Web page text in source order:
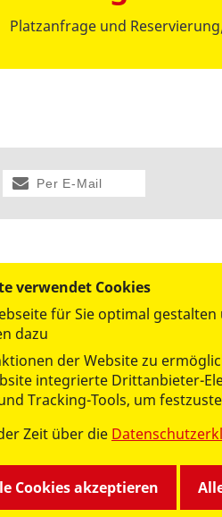
Platzanfrage und
Per E-Mail
DIENSTLEISTUNGEN
Pflege & Betreuung
auf Rädern / Mahlzeitendienst
- Hort
zur Erziehung/Wohngruppen
und Kinderschutzhaus
verwendet Cookies
für Sie optimal
dazu
der Website zu
integrierte Drittanbieter-
Tracking-Tools, um
Zeit über die
Cookies akzeptieren